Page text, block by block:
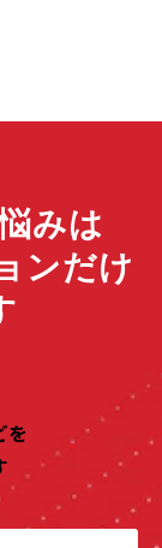
みは
ンだけ
を